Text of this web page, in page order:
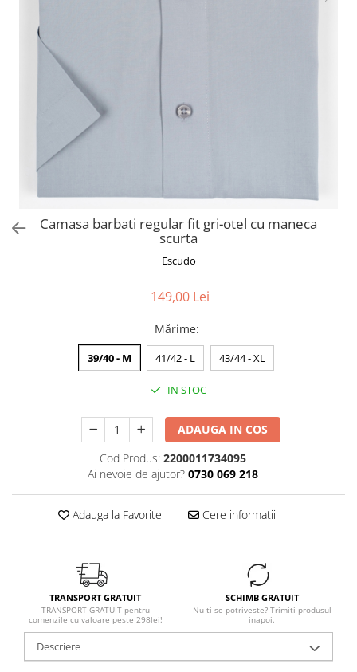
Camasa barbati regular fit gri-otel cu maneca
scurta
Escudo
149,00 Lei
Mărime:
39/40 - M 41/42 - L 43/44 - XL
IN STOC
ADAUGA IN COS
Cod Produs: 2200011734095
Ai nevoie de ajutor? 0730 069 218
Adauga la Favorite Cere informatii
TRANSPORT GRATUIT
TRANSPORT GRATUIT pentru
comenzile cu valoare peste 298lei!
SCHIMB GRATUIT
Nu ti se potriveste? Trimiti produsul
inapoi.
Descriere